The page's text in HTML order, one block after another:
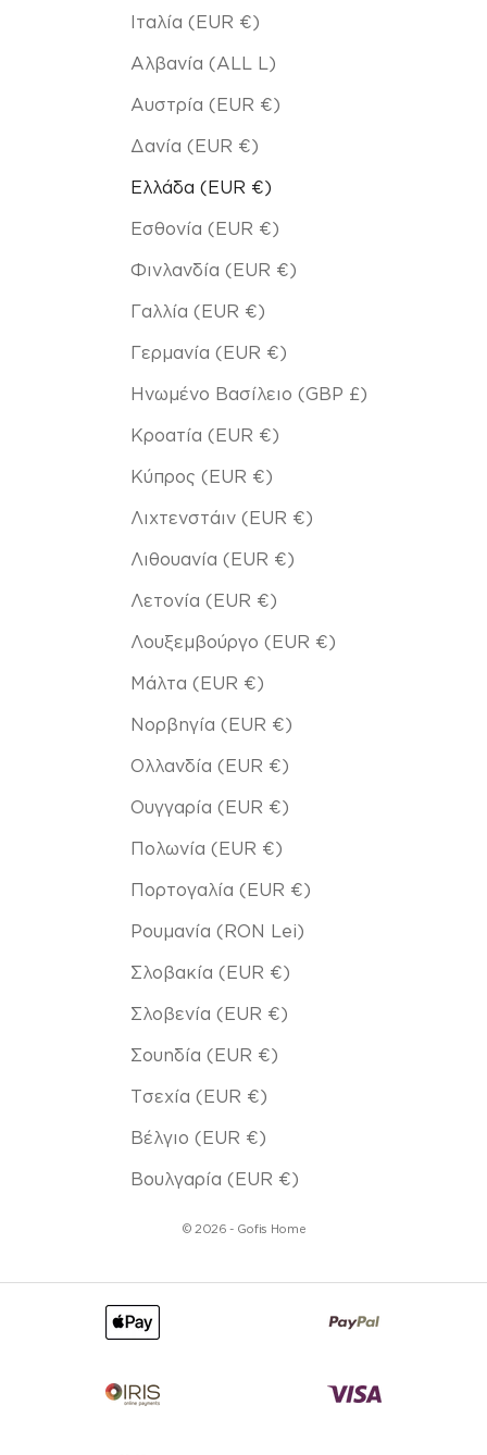
Ιταλία (EUR €)
Αλβανία (ALL L)
Αυστρία (EUR €)
Δανία (EUR €)
Ελλάδα (EUR €)
Εσθονία (EUR €)
Φινλανδία (EUR €)
Γαλλία (EUR €)
Γερμανία (EUR €)
Ηνωμένο Βασίλειο (GBP £)
Κροατία (EUR €)
Κύπρος (EUR €)
Λιχτενστάιν (EUR €)
Λιθουανία (EUR €)
Λετονία (EUR €)
Λουξεμβούργο (EUR €)
Μάλτα (EUR €)
Νορβηγία (EUR €)
Ολλανδία (EUR €)
Ουγγαρία (EUR €)
Πολωνία (EUR €)
Πορτογαλία (EUR €)
Ρουμανία (RON Lei)
Σλοβακία (EUR €)
Σλοβενία (EUR €)
Σουηδία (EUR €)
Τσεχία (EUR €)
Βέλγιο (EUR €)
Βουλγαρία (EUR €)
© 2026 - Gofis Home